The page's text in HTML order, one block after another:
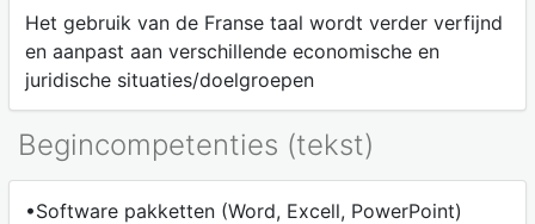
Het gebruik van de Franse taal wordt verder verfijnd
en aanpast aan verschillende economische en
juridische situaties/doelgroepen
Begincompetenties (tekst)
•Software pakketten (Word, Excell, PowerPoint)